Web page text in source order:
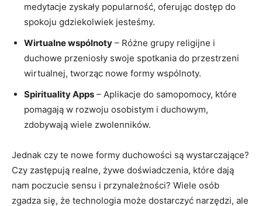
medytacje zyskały popularność, oferując dostęp do
spokoju gdziekolwiek jesteśmy.
Wirtualne wspólnoty – Różne grupy religijne i
duchowe przeniosły swoje spotkania do przestrzeni
wirtualnej, tworząc nowe formy wspólnoty.
Spirituality Apps – Aplikacje do samopomocy, które
pomagają w rozwoju osobistym i duchowym,
zdobywają wiele zwolenników.
Jednak czy te nowe formy duchowości są wystarczające?
Czy zastępują realne, żywe doświadczenia, które dają
nam poczucie sensu i przynależności? Wiele osób
zgadza się, że technologia może dostarczyć narzędzi, ale